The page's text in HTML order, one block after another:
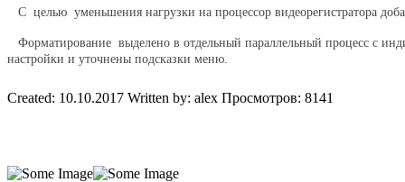
С целью уменьшения нагрузки на процессор
Форматирование выделено в отдельный параллельный процесс с
настройки и уточнены подсказки меню.
Created: 10.10.2017 Written by: alex Просмотров: 8141